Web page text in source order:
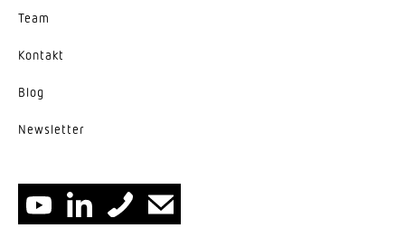
Team
Kontakt
Blog
News­letter